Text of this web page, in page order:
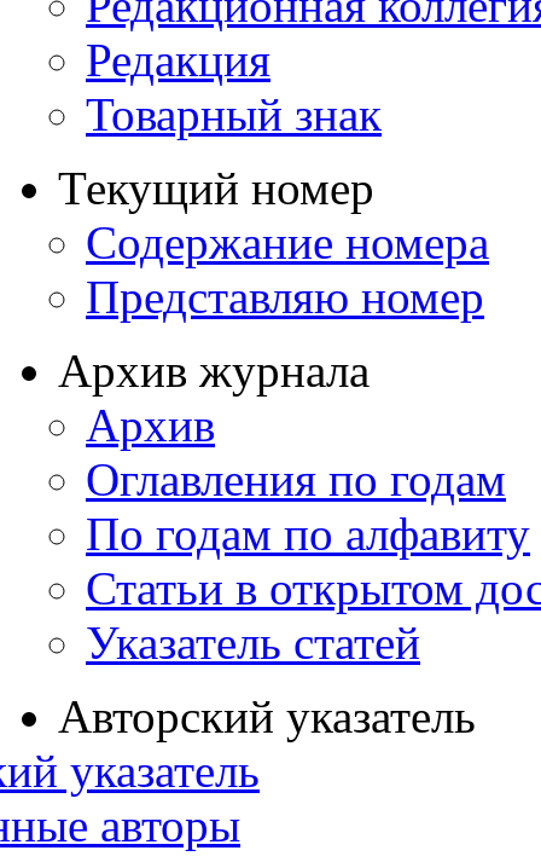
Редакция
Товарный знак
Текущий номер
Содержание номера
Представляю номер
Архив журнала
Архив
Оглавления по годам
По годам по алфавиту
Статьи в открытом
Указатель статей
Авторский указатель
указатель
авторы